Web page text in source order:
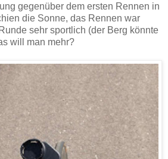
gegenüber dem ersten Rennen in
die Sonne, das Rennen war
sehr sportlich (der Berg könnte
will man mehr?